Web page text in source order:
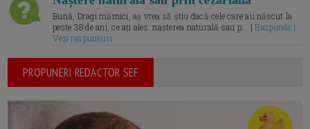
Bună, Dragi mămici, aș vrea să știu dacă cele care au născut la
peste 38 de ani, ce ați ales: nașterea naturală sau p... |Raspunde |
Vezi raspunsuri
PROPUNERI REDACTOR SEF